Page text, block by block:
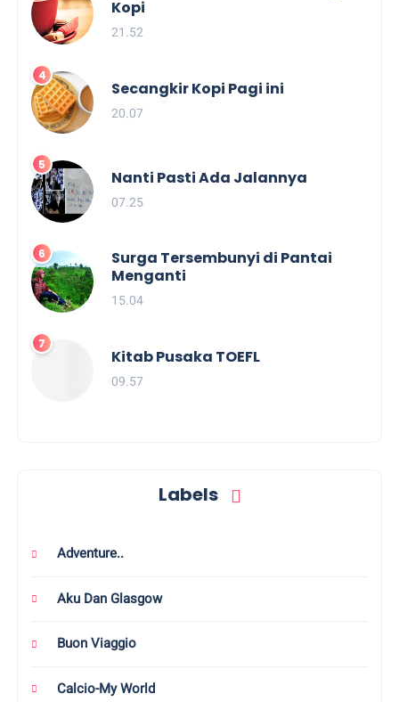
Kopi
21.52
Secangkir Kopi Pagi ini
20.07
Nanti Pasti Ada Jalannya
07.25
Surga Tersembunyi di Pantai
Menganti
15.04
Kitab Pusaka TOEFL
09.57
Labels
Adventure..
Aku Dan Glasgow
Buon Viaggio
Calcio-My World